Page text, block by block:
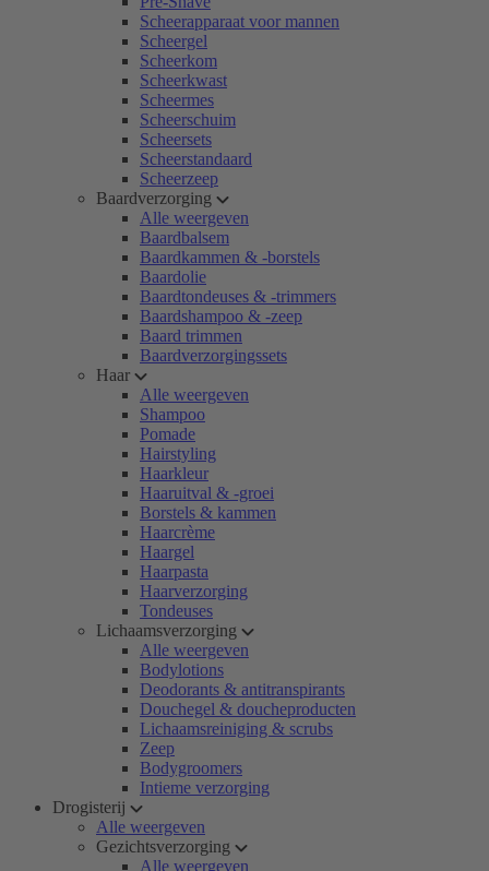
Scheerapparaat voor mannen
Scheergel
Scheerkom
Scheerkwast
Scheermes
Scheerschuim
Scheersets
Scheerstandaard
Scheerzeep
Baardverzorging
Alle weergeven
Baardbalsem
Baardkammen & -borstels
Baardolie
Baardtondeuses & -trimmers
Baardshampoo & -zeep
Baard trimmen
Baardverzorgingssets
Haar
Alle weergeven
Shampoo
Pomade
Hairstyling
Haarkleur
Haaruitval & -groei
Borstels & kammen
Haarcrème
Haargel
Haarpasta
Haarverzorging
Tondeuses
Lichaamsverzorging
Alle weergeven
Bodylotions
Deodorants & antitranspirants
Douchegel & doucheproducten
Lichaamsreiniging & scrubs
Zeep
Bodygroomers
Intieme verzorging
Drogisterij
Alle weergeven
Gezichtsverzorging
Alle weergeven